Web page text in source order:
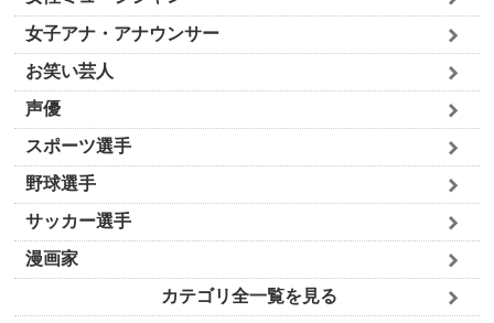
女子アナ・アナウンサー
お笑い芸人
声優
スポーツ選手
野球選手
サッカー選手
漫画家
カテゴリ全一覧を見る